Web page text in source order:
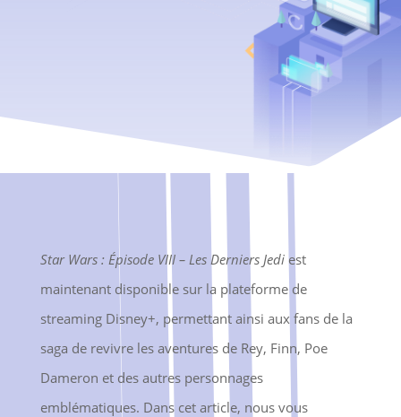
Star Wars : Épisode VIII – Les Derniers Jediest
maintenant disponible sur la plateforme de
streaming Disney+, permettant ainsi aux fans de la
saga de revivre les aventures de Rey, Finn, Poe
Dameron et des autres personnages
emblématiques. Dans cet article, nous vous